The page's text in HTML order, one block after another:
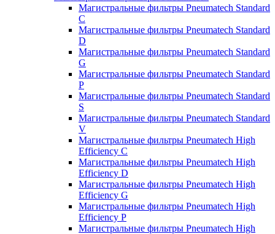
Магистральные фильтры Pneumatech Standard
C
Магистральные фильтры Pneumatech Standard
D
Магистральные фильтры Pneumatech Standard
G
Магистральные фильтры Pneumatech Standard
P
Магистральные фильтры Pneumatech Standard
S
Магистральные фильтры Pneumatech Standard
V
Магистральные фильтры Pneumatech High
Efficiency C
Магистральные фильтры Pneumatech High
Efficiency D
Магистральные фильтры Pneumatech High
Efficiency G
Магистральные фильтры Pneumatech High
Efficiency P
Магистральные фильтры Pneumatech High